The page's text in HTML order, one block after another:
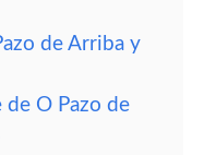
de Arriba y
de O Pazo de